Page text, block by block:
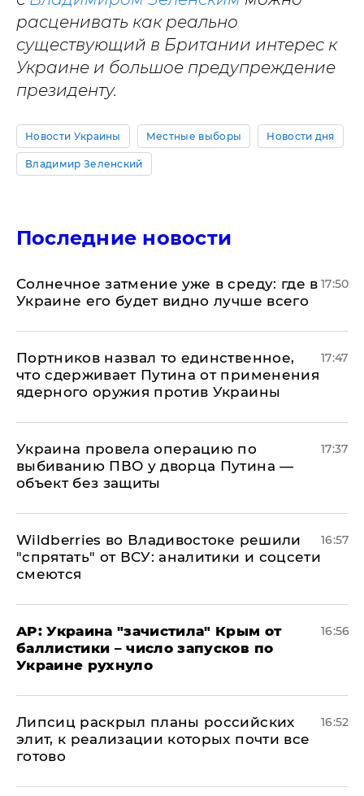
расценивать как реально
существующий в Британии интерес к
Украине и большое предупреждение
президенту.
Новости Украины Местные выборы Новости дня
Владимир Зеленский
Последние новости
​Солнечное затмение уже в среду: где в
Украине его будет видно лучше всего
17:50
Портников назвал то единственное,
что сдерживает Путина от применения
ядерного оружия против Украины
17:47
Украина провела операцию по
выбиванию ПВО у дворца Путина —
объект без защиты
17:37
Wildberries во Владивостоке решили
"спрятать" от ВСУ: аналитики и соцсети
смеются
16:57
AP: Украина "зачистила" Крым от
баллистики – число запусков по
Украине рухнуло
16:56
Липсиц раскрыл планы российских
элит, к реализации которых почти все
готово
16:52